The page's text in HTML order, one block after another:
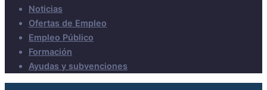
Noticias
Ofertas de Empleo
Empleo Público
Formación
Ayudas y subvenciones